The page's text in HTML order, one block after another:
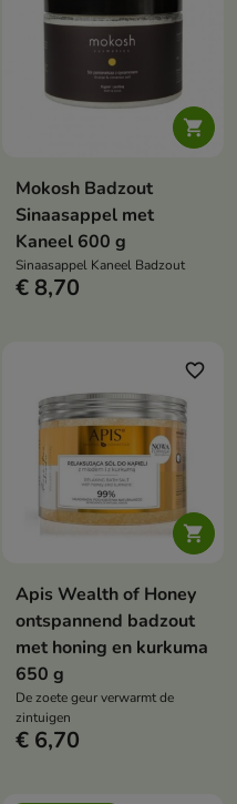

Mokosh Badzout
Sinaasappel met
Kaneel 600 g
Sinaasappel Kaneel Badzout
€ 8,70

favorite_border
Apis Wealth of Honey
ontspannend badzout
met honing en kurkuma
650 g
De zoete geur verwarmt de
zintuigen
€ 6,70